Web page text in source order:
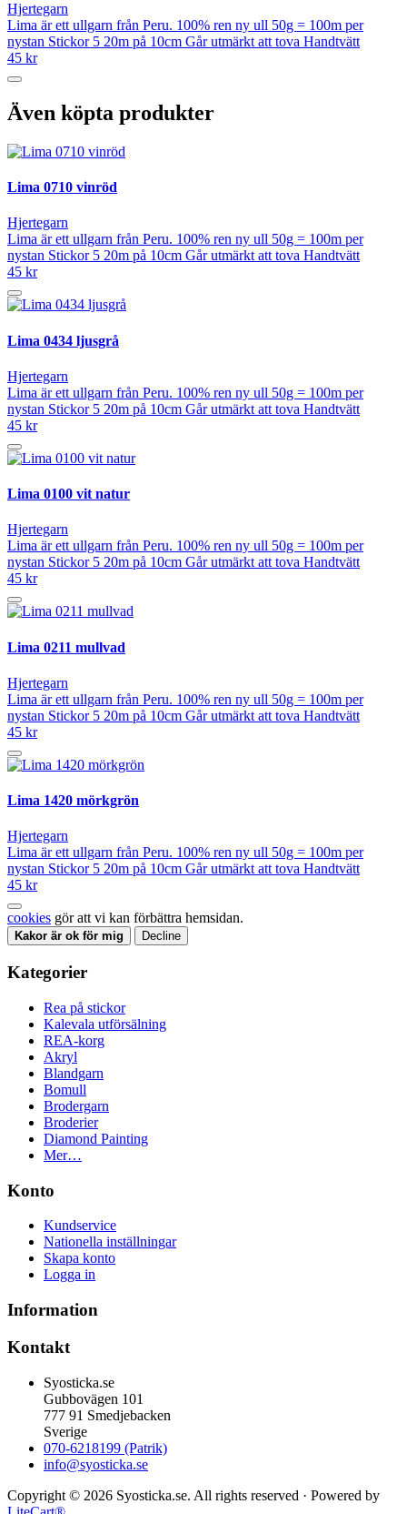
Hjertegarn
Lima är ett ullgarn från Peru. 100% ren ny ull 50g = 100m per
nystan Stickor 5 20m på 10cm Går utmärkt att tova Handtvätt
45 kr
Även köpta produkter
Lima 0710 vinröd
Hjertegarn
Lima är ett ullgarn från Peru. 100% ren ny ull 50g = 100m per
nystan Stickor 5 20m på 10cm Går utmärkt att tova Handtvätt
45 kr
Lima 0434 ljusgrå
Hjertegarn
Lima är ett ullgarn från Peru. 100% ren ny ull 50g = 100m per
nystan Stickor 5 20m på 10cm Går utmärkt att tova Handtvätt
45 kr
Lima 0100 vit natur
Hjertegarn
Lima är ett ullgarn från Peru. 100% ren ny ull 50g = 100m per
nystan Stickor 5 20m på 10cm Går utmärkt att tova Handtvätt
45 kr
Lima 0211 mullvad
Hjertegarn
Lima är ett ullgarn från Peru. 100% ren ny ull 50g = 100m per
nystan Stickor 5 20m på 10cm Går utmärkt att tova Handtvätt
45 kr
Lima 1420 mörkgrön
Hjertegarn
Lima är ett ullgarn från Peru. 100% ren ny ull 50g = 100m per
nystan Stickor 5 20m på 10cm Går utmärkt att tova Handtvätt
45 kr
cookies gör att vi kan förbättra hemsidan.
Kakor är ok för mig Decline
Kategorier
Rea på stickor
Kalevala utförsälning
REA-korg
Akryl
Blandgarn
Bomull
Brodergarn
Broderier
Diamond Painting
Mer…
Konto
Kundservice
Nationella inställningar
Skapa konto
Logga in
Information
Kontakt
Syosticka.se
Gubbovägen 101
777 91 Smedjebacken
Sverige
070-6218199 (Patrik)
info@syosticka.se
Copyright © 2026 Syosticka.se. All rights reserved · Powered by